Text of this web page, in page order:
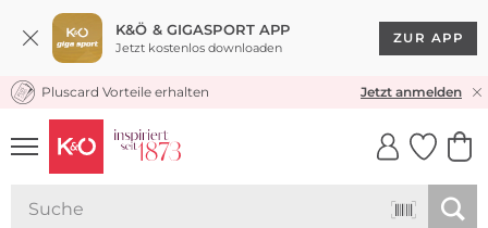
K&Ö & GIGASPORT APP
Jetzt kostenlos downloaden
ZUR APP
KOSTENLOSER VERSAND* & RÜCKVERSAND
Pluscard Vorteile erhalten Jetzt anmelden
UNSERE APP
CLICK &